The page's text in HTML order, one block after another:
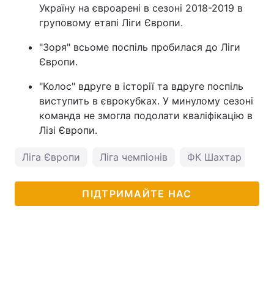
Україну на євроарені в сезоні 2018-2019 в
груповому етапі Ліги Європи.
"Зоря" всьоме поспіль пробилася до Ліги
Європи.
"Колос" вдруге в історії та вдруге поспіль
виступить в єврокубках. У минулому сезоні
команда не змогла подолати кваліфікацію в
Лізі Європи.
Ліга Європи Ліга чемпіонів ФК Шахтар
ПІДТРИМАЙТЕ НАС